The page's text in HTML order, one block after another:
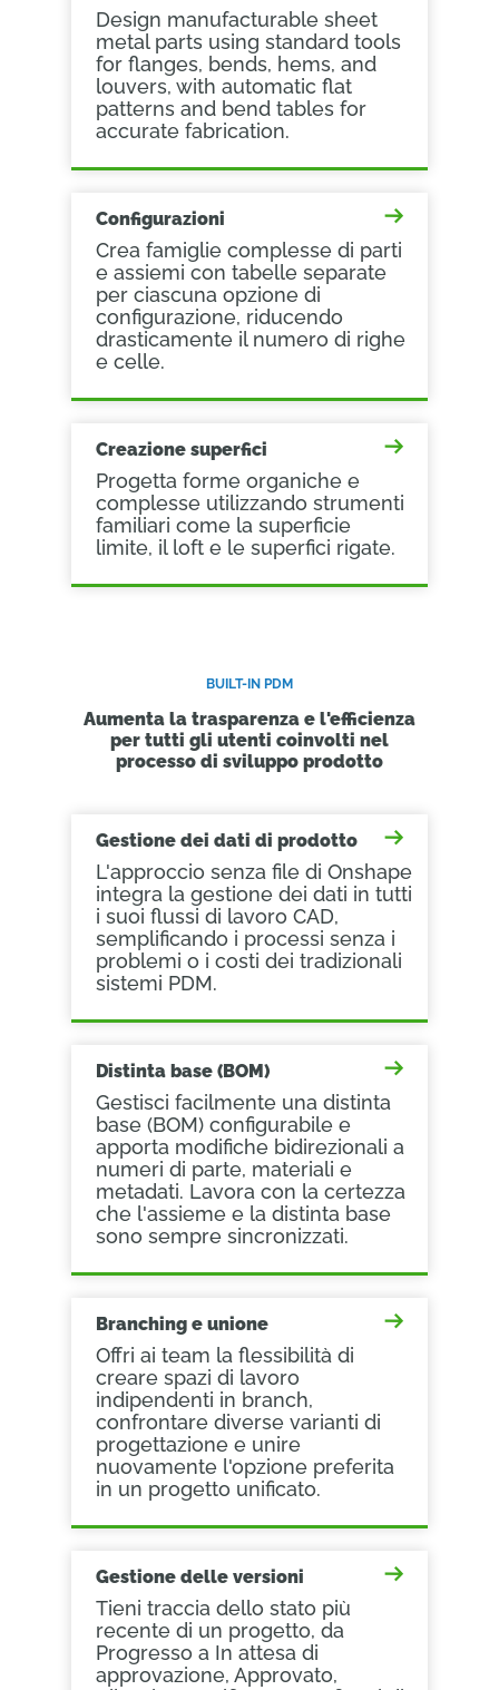
Design manufacturable sheet
metal parts using standard tools
for flanges, bends, hems, and
louvers, with automatic flat
patterns and bend tables for
accurate fabrication.
Configurazioni
Crea famiglie complesse di parti
e assiemi con tabelle separate
per ciascuna opzione di
configurazione, riducendo
drasticamente il numero di righe
e celle.
Creazione superfici
Progetta forme organiche e
complesse utilizzando strumenti
familiari come la superficie
limite, il loft e le superfici rigate.
BUILT-IN PDM
Aumenta la trasparenza e l'efficienza
per tutti gli utenti coinvolti nel
processo di sviluppo prodotto
Gestione dei dati di prodotto
L'approccio senza file di Onshape
integra la gestione dei dati in tutti
i suoi flussi di lavoro CAD,
semplificando i processi senza i
problemi o i costi dei tradizionali
sistemi PDM.
Distinta base (BOM)
Gestisci facilmente una distinta
base (BOM) configurabile e
apporta modifiche bidirezionali a
numeri di parte, materiali e
metadati. Lavora con la certezza
che l'assieme e la distinta base
sono sempre sincronizzati.
Branching e unione
Offri ai team la flessibilità di
creare spazi di lavoro
indipendenti in branch,
confrontare diverse varianti di
progettazione e unire
nuovamente l'opzione preferita
in un progetto unificato.
Gestione delle versioni
Tieni traccia dello stato più
recente di un progetto, da
Progresso a In attesa di
approvazione, Approvato,